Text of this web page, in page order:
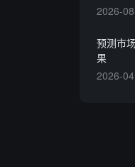
2026-
预测市
果
2026-